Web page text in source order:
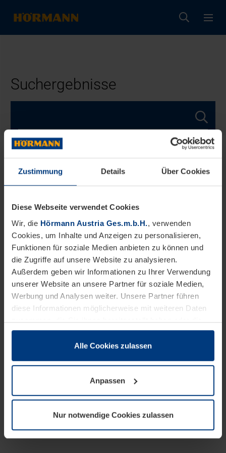
Zustimmung Details Über Cookies
Diese Webseite verwendet Cookies
Wir, die Hörmann Austria Ges.m.b.H., verwenden
Cookies, um Inhalte und Anzeigen zu personalisieren,
Funktionen für soziale Medien anbieten zu können und
die Zugriffe auf unsere Website zu analysieren.
Außerdem geben wir Informationen zu Ihrer Verwendung
unserer Website an unsere Partner für soziale Medien,
Werbung und Analysen weiter. Unsere Partner führen
diese Informationen möglicherweise mit weiteren Daten
zusammen, die Sie ihnen bereitgestellt haben oder die
sie im Rahmen Ihrer Nutzung der Dienste gesammelt
wenn diese für den Betrieb dieser Seite unbedingt
notwendig sind. Für alle anderen Cookie-Typen benötigen
wir Ihre Erlaubnis. Ihre Einwilligung können Sie jederzeit
Datenschutzerklärungunserer Website ändern oder
widerrufen.
Alle Cookies zulassen
Anpassen
Nur notwendige Cookies zulassen
Suchergebnisse